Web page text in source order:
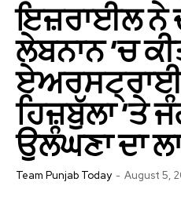
ਇਜ਼ਰਾਈਲ ਨੇ
ਲੇਬਨਾਨ ‘ਚ
ਹਿਜ਼ਬੁੱਲਾ ‘ਤੇ
ਉਲੰਘਣਾ ਦਾ
Team Punjab Today - August 5,